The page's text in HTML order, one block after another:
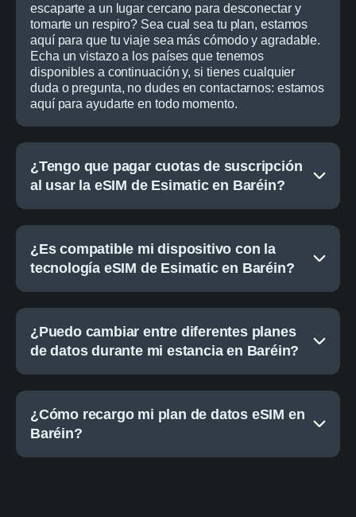
escaparte a un lugar cercano para desconectar y
tomarte un respiro? Sea cual sea tu plan, estamos
aquí para que tu viaje sea más cómodo y agradable.
Echa un vistazo a los países que tenemos
disponibles a continuación y, si tienes cualquier
duda o pregunta, no dudes en contactarnos: estamos
aquí para ayudarte en todo momento.
¿Tengo que pagar cuotas de suscripción
al usar la eSIM de Esimatic en Baréin?
¿Es compatible mi dispositivo con la
tecnología eSIM de Esimatic en Baréin?
¿Puedo cambiar entre diferentes planes
de datos durante mi estancia en Baréin?
¿Cómo recargo mi plan de datos eSIM en
Baréin?